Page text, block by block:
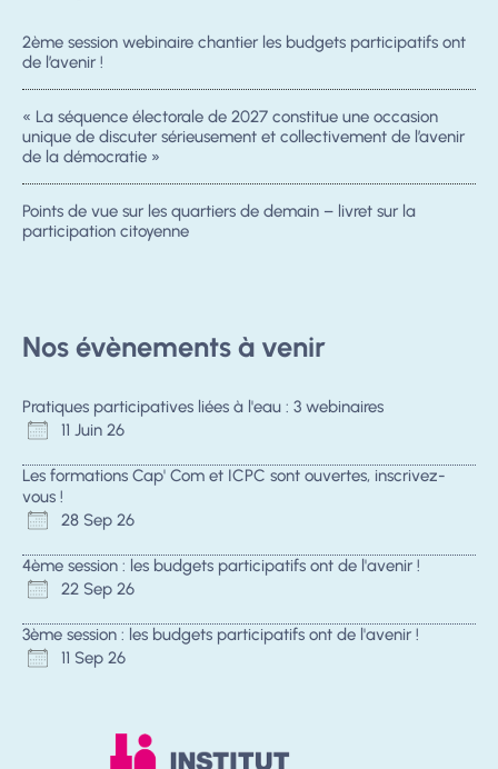
2ème session webinaire chantier les budgets participatifs ont
de l’avenir !
« La séquence électorale de 2027 constitue une occasion
unique de discuter sérieusement et collectivement de l’avenir
de la démocratie »
Points de vue sur les quartiers de demain – livret sur la
participation citoyenne
Nos évènements à venir
Pratiques participatives liées à l'eau : 3 webinaires
11 Juin 26
Les formations Cap' Com et ICPC sont ouvertes, inscrivez-
vous !
28 Sep 26
4ème session : les budgets participatifs ont de l'avenir !
22 Sep 26
3ème session : les budgets participatifs ont de l'avenir !
11 Sep 26